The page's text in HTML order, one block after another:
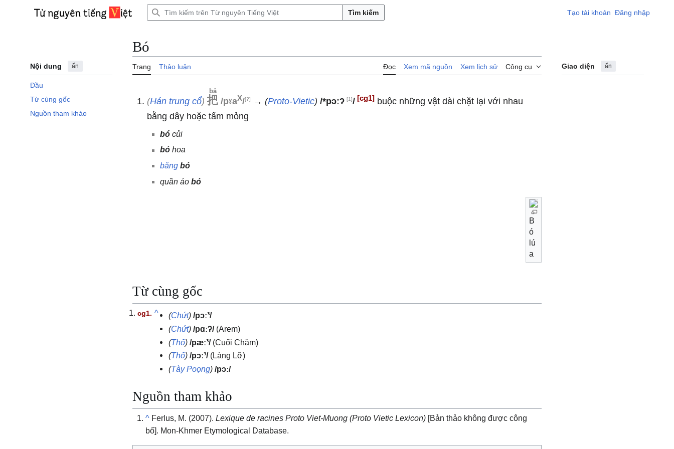
Trình đơn chính Tìm kiếm Tạo tài khoản Đăng nhập
Nội dung ẩn
Đầu
Từ cùng gốc
Nguồn tham khảo
Bó
Trang Thảo luận Đọc Xem mã nguồn Xem lịch sử Công cụ Giao diện ẩn
(Hán trung cổ) 把
bả
/pˠaX/[?] →(Proto-Vietic) /*pɔːʔ [1]/ [cg1] buộc những vật dài chặt lại với nhau
bằng dây hoặc tấm mỏng
bó củi
bó hoa
băng bó
quần áobó
B
ó
lú
a
Từ cùng gốc
^ (Chứt) /pɔː³/
(Chứt) /pɑːʔ/(Arem)
(Thổ) /pæː³/(Cuối Chăm)
(Thổ) /pɔː³/(Làng Lỡ)
(Tày Poọng) /pɔː/
Nguồn tham khảo
^ Ferlus, M. (2007).Lexique de racines Proto Viet-Muong (Proto Vietic Lexicon) [Bản thảo không được công
bố]. Mon-Khmer Etymological Database.